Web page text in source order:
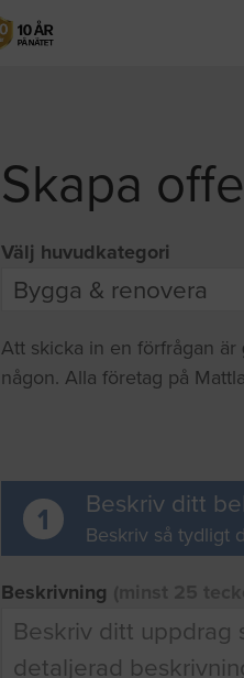
Skapa
Välj huvudkategori
Att skicka in en förfrågan är
någon. Alla företag på
1 Beskriv ditt
Beskriv så tydligt
Beskrivning